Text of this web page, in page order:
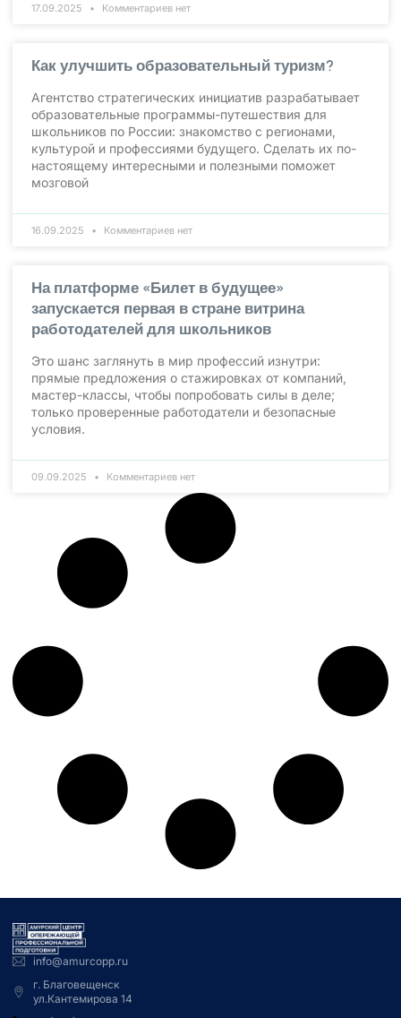
17.09.2025 Комментариев нет
Как улучшить образовательный туризм?
Агентство стратегических инициатив разрабатывает
образовательные программы-путешествия для
школьников по России: знакомство с регионами,
культурой и профессиями будущего. Сделать их по-
настоящему интересными и полезными поможет
мозговой
16.09.2025 Комментариев нет
На платформе «Билет в будущее»
запускается первая в стране витрина
работодателей для школьников
Это шанс заглянуть в мир профессий изнутри:
прямые предложения о стажировках от компаний,
мастер-классы, чтобы попробовать силы в деле;
только проверенные работодатели и безопасные
условия.
09.09.2025 Комментариев нет
info@amurcopp.ru
г. Благовещенск
ул.Кантемирова 14